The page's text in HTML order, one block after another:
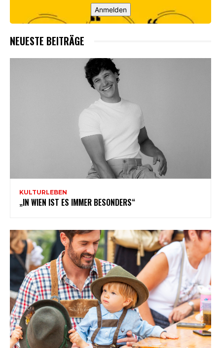
Anmelden
NEUESTE BEITRÄGE
KULTURLEBEN
„IN WIEN IST ES IMMER BESONDERS“